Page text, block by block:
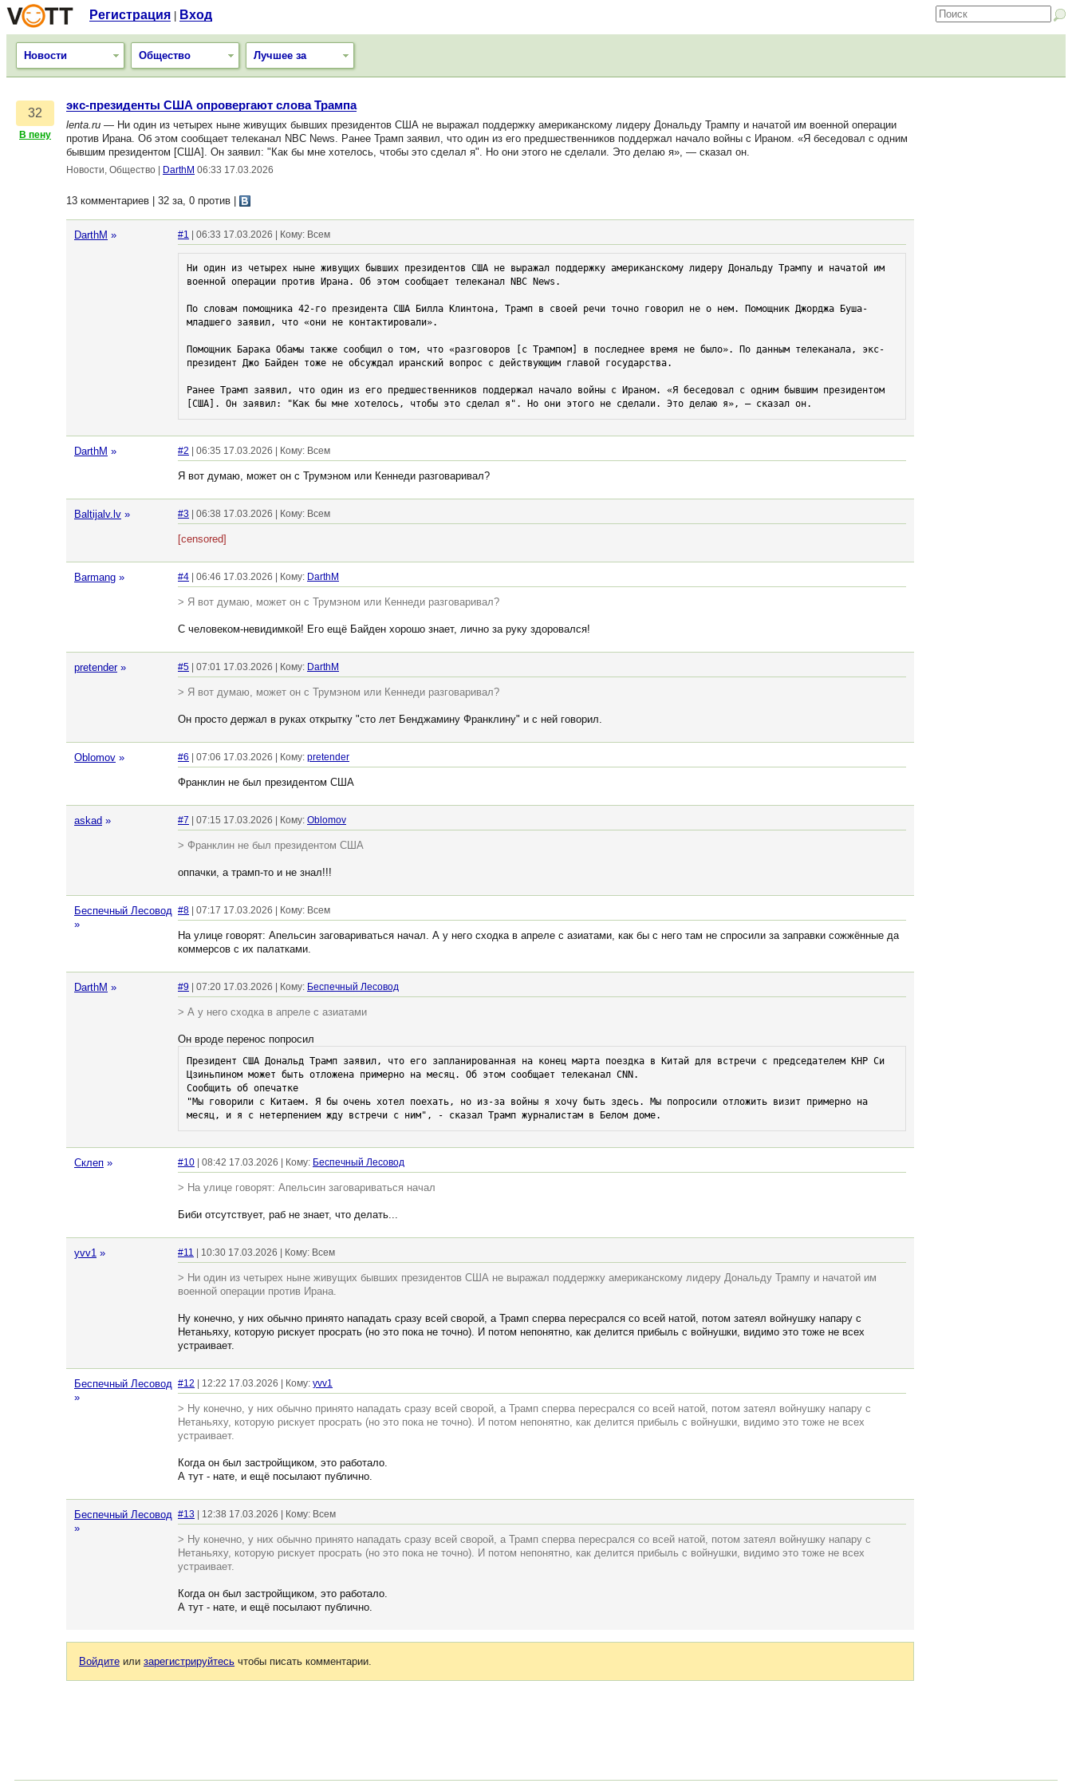
Регистрация Вход
Новости Общество Лучшее за
32
В пену
экс-президенты США опровергают слова Трампа
lenta.ru — Ни один из четырех ныне живущих бывших президентов США не выражал поддержку американскому лидеру Дональду Трампу и начатой им военной операции
против Ирана. Об этом сообщает телеканал NBC News. Ранее Трамп заявил, что один из его предшественников поддержал начало войны с Ираном. «Я беседовал с одним
бывшим президентом [США]. Он заявил: "Как бы мне хотелось, чтобы это сделал я". Но они этого не сделали. Это делаю я», — сказал он.
Новости, Общество DarthM 06:33 17.03.2026
13 комментариев | 32 за, 0 против
DarthM » #1 | 06:33 17.03.2026 | Кому: Всем
Ни один из четырех ныне живущих бывших президентов США не выражал поддержку американскому лидеру Дональду Трампу и начатой им
военной операции против Ирана. Об этом сообщает телеканал NBC News.
По словам помощника 42-го президента США Билла Клинтона, Трамп в своей речи точно говорил не о нем. Помощник Джорджа Буша-
младшего заявил, что «они не контактировали».
Помощник Барака Обамы также сообщил о том, что «разговоров [с Трампом] в последнее время не было». По данным телеканала, экс-
президент Джо Байден тоже не обсуждал иранский вопрос с действующим главой государства.
Ранее Трамп заявил, что один из его предшественников поддержал начало войны с Ираном. «Я беседовал с одним бывшим президентом
[США]. Он заявил: "Как бы мне хотелось, чтобы это сделал я". Но они этого не сделали. Это делаю я», — сказал он.
DarthM » #2 | 06:35 17.03.2026 | Кому: Всем
Я вот думаю, может он с Трумэном или Кеннеди разговаривал?
Baltijalv.lv » #3 | 06:38 17.03.2026 | Кому: Всем
[censored]
Barmang » #4 | 06:46 17.03.2026 | Кому: DarthM
> Я вот думаю, может он с Трумэном или Кеннеди разговаривал?
С человеком-невидимкой! Его ещё Байден хорошо знает, лично за руку здоровался!
pretender » #5 | 07:01 17.03.2026 | Кому: DarthM
> Я вот думаю, может он с Трумэном или Кеннеди разговаривал?
Он просто держал в руках открытку "сто лет Бенджамину Франклину" и с ней говорил.
Oblomov » #6 | 07:06 17.03.2026 | Кому: pretender
Франклин не был президентом США
askad » #7 | 07:15 17.03.2026 | Кому: Oblomov
> Франклин не был президентом США
оппачки, а трамп-то и не знал!!!
Беспечный Лесовод
»
#8 | 07:17 17.03.2026 | Кому: Всем
На улице говорят: Апельсин заговариваться начал. А у него сходка в апреле с азиатами, как бы с него там не спросили за заправки сожжённые да
коммерсов с их палатками.
DarthM » #9 | 07:20 17.03.2026 | Кому: Беспечный Лесовод
> А у него сходка в апреле с азиатами
Он вроде перенос попросил
Президент США Дональд Трамп заявил, что его запланированная на конец марта поездка в Китай для встречи с председателем КНР Си
Цзиньпином может быть отложена примерно на месяц. Об этом сообщает телеканал CNN.
Сообщить об опечатке
"Мы говорили с Китаем. Я бы очень хотел поехать, но из-за войны я хочу быть здесь. Мы попросили отложить визит примерно на
месяц, и я с нетерпением жду встречи с ним", - сказал Трамп журналистам в Белом доме.
Склеп » #10 | 08:42 17.03.2026 | Кому: Беспечный Лесовод
> На улице говорят: Апельсин заговариваться начал
Биби отсутствует, раб не знает, что делать...
yvv1 » #11 | 10:30 17.03.2026 | Кому: Всем
> Ни один из четырех ныне живущих бывших президентов США не выражал поддержку американскому лидеру Дональду Трампу и начатой им
военной операции против Ирана.
Ну конечно, у них обычно принято нападать сразу всей сворой, а Трамп сперва пересрался со всей натой, потом затеял войнушку напару с
Нетаньяху, которую рискует просрать (но это пока не точно). И потом непонятно, как делится прибыль с войнушки, видимо это тоже не всех
устраивает.
Беспечный Лесовод
»
#12 | 12:22 17.03.2026 | Кому: yvv1
> Ну конечно, у них обычно принято нападать сразу всей сворой, а Трамп сперва пересрался со всей натой, потом затеял войнушку напару с
Нетаньяху, которую рискует просрать (но это пока не точно). И потом непонятно, как делится прибыль с войнушки, видимо это тоже не всех
устраивает.
Когда он был застройщиком, это работало.
А тут - нате, и ещё посылают публично.
Беспечный Лесовод
»
#13 | 12:38 17.03.2026 | Кому: Всем
> Ну конечно, у них обычно принято нападать сразу всей сворой, а Трамп сперва пересрался со всей натой, потом затеял войнушку напару с
Нетаньяху, которую рискует просрать (но это пока не точно). И потом непонятно, как делится прибыль с войнушки, видимо это тоже не всех
устраивает.
Когда он был застройщиком, это работало.
А тут - нате, и ещё посылают публично.
Войдите или зарегистрируйтесь чтобы писать комментарии.